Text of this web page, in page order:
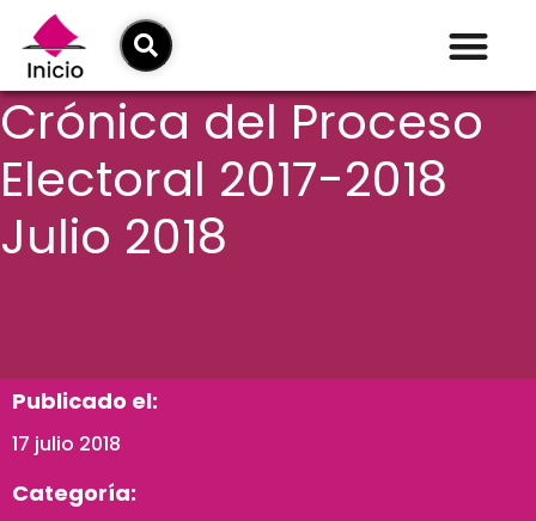
Crónica del Proceso
Electoral 2017-2018
Julio 2018
Publicado el:
17 julio 2018
Categoría: